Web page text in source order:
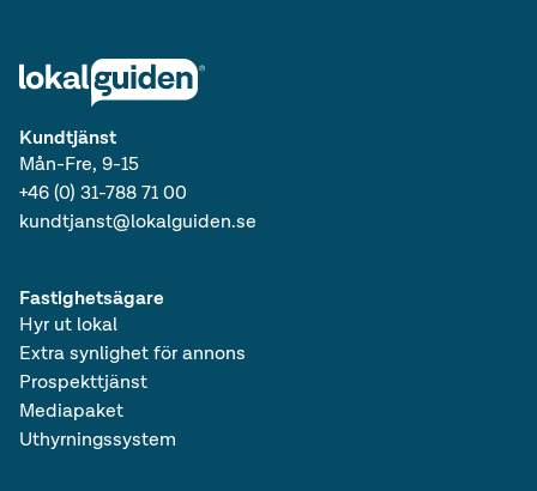
Kundtjänst
Mån-Fre, 9-15
+46 (0) 31-788 71 00
kundtjanst@lokalguiden.se
Fastighetsägare
Hyr ut lokal
Extra synlighet för annons
Prospekttjänst
Mediapaket
Uthyrningssystem